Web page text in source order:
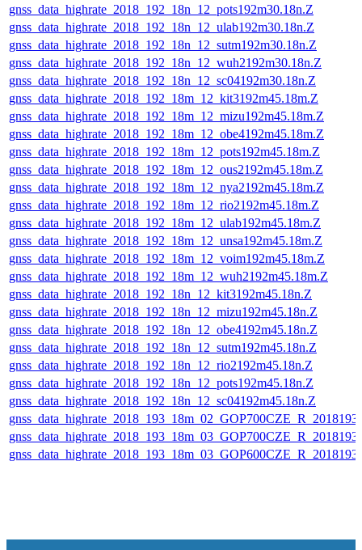
gnss_data_highrate_2018_192_18n_12_pots192m30.18n.Z
gnss_data_highrate_2018_192_18n_12_ulab192m30.18n.Z
gnss_data_highrate_2018_192_18n_12_sutm192m30.18n.Z
gnss_data_highrate_2018_192_18n_12_wuh2192m30.18n.Z
gnss_data_highrate_2018_192_18n_12_sc04192m30.18n.Z
gnss_data_highrate_2018_192_18m_12_kit3192m45.18m.Z
gnss_data_highrate_2018_192_18m_12_mizu192m45.18m.Z
gnss_data_highrate_2018_192_18m_12_obe4192m45.18m.Z
gnss_data_highrate_2018_192_18m_12_pots192m45.18m.Z
gnss_data_highrate_2018_192_18m_12_ous2192m45.18m.Z
gnss_data_highrate_2018_192_18m_12_nya2192m45.18m.Z
gnss_data_highrate_2018_192_18m_12_rio2192m45.18m.Z
gnss_data_highrate_2018_192_18m_12_ulab192m45.18m.Z
gnss_data_highrate_2018_192_18m_12_unsa192m45.18m.Z
gnss_data_highrate_2018_192_18m_12_voim192m45.18m.Z
gnss_data_highrate_2018_192_18m_12_wuh2192m45.18m.Z
gnss_data_highrate_2018_192_18n_12_kit3192m45.18n.Z
gnss_data_highrate_2018_192_18n_12_mizu192m45.18n.Z
gnss_data_highrate_2018_192_18n_12_obe4192m45.18n.Z
gnss_data_highrate_2018_192_18n_12_sutm192m45.18n.Z
gnss_data_highrate_2018_192_18n_12_rio2192m45.18n.Z
gnss_data_highrate_2018_192_18n_12_pots192m45.18n.Z
gnss_data_highrate_2018_192_18n_12_sc04192m45.18n.Z